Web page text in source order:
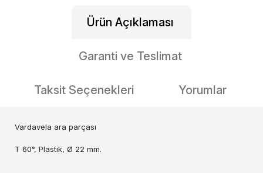
Ürün Açıklaması
Garanti ve Teslimat
Taksit Seçenekleri Yorumlar
Vardavela ara parçası
T 60°, Plastik, Ø 22 mm.